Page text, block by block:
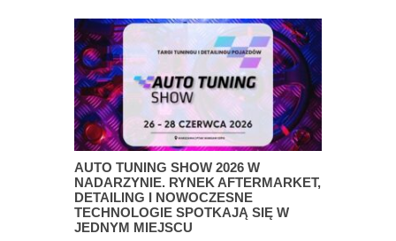
AUTO TUNING SHOW 2026 W
NADARZYNIE. RYNEK AFTERMARKET,
DETAILING I NOWOCZESNE
TECHNOLOGIE SPOTKAJĄ SIĘ W
JEDNYM MIEJSCU